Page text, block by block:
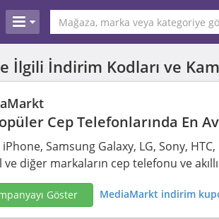
İlgili İndirim Kodları ve
Cep Telefonlarında En
Samsung Galaxy, LG, Sony,
ve diğer markaların cep telefonu ve
Göster MediaMarkt indirim